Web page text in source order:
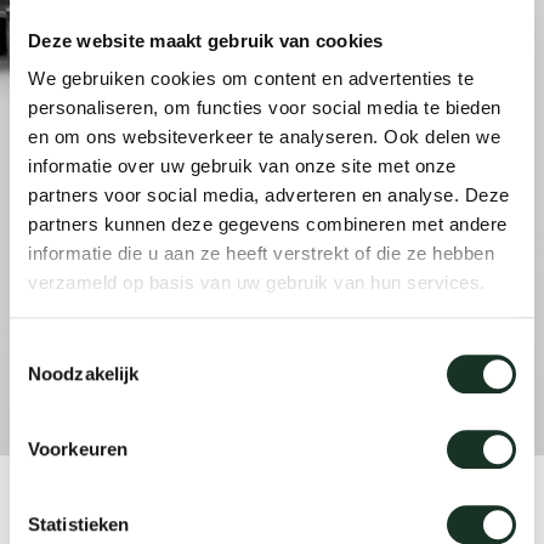
Deze website maakt gebruik van cookies
We gebruiken cookies om content en advertenties te
personaliseren, om functies voor social media te bieden
en om ons websiteverkeer te analyseren. Ook delen we
informatie over uw gebruik van onze site met onze
partners voor social media, adverteren en analyse. Deze
partners kunnen deze gegevens combineren met andere
informatie die u aan ze heeft verstrekt of die ze hebben
verzameld op basis van uw gebruik van hun services.
Noodzakelijk
Voorkeuren
Statistieken
high
oval
local
cm15
cm22
Collection
uli
jorre
ivan
jonas
About Arco
Mini latch